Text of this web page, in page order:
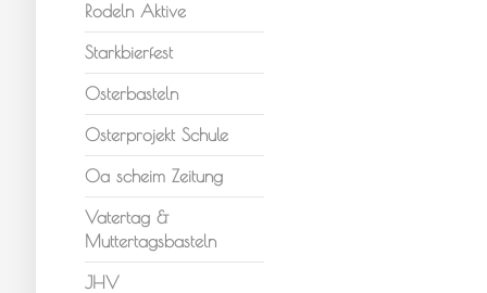
Rodeln Aktive
Starkbierfest
Osterbasteln
Osterprojekt Schule
Oa scheim Zeitung
Vatertag &
Muttertagsbasteln
JHV